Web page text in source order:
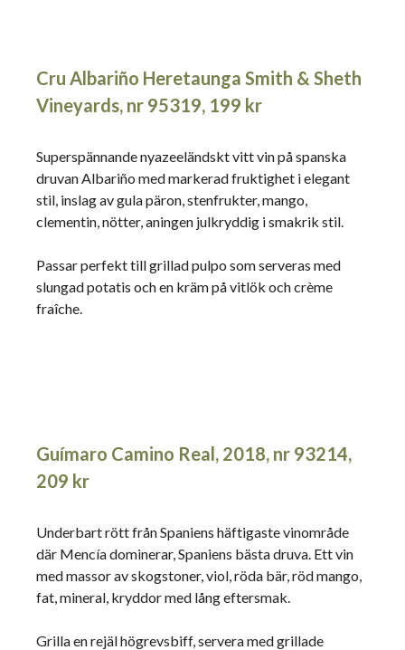
Cru Albariño Heretaunga Smith & Sheth
Vineyards, nr 95319, 199 kr
Superspännande nyazeeländskt vitt vin på spanska
druvan Albariño med markerad fruktighet i elegant
stil, inslag av gula päron, stenfrukter, mango,
clementin, nötter, aningen julkryddig i smakrik stil.
Passar perfekt till grillad pulpo som serveras med
slungad potatis och en kräm på vitlök och crème
fraîche.
Guímaro Camino Real, 2018, nr 93214,
209 kr
Underbart rött från Spaniens häftigaste vinområde
där Mencía dominerar, Spaniens bästa druva. Ett vin
med massor av skogstoner, viol, röda bär, röd mango,
fat, mineral, kryddor med lång eftersmak.
Grilla en rejäl högrevsbiff, servera med grillade